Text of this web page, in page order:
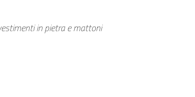
in pietra e mattoni